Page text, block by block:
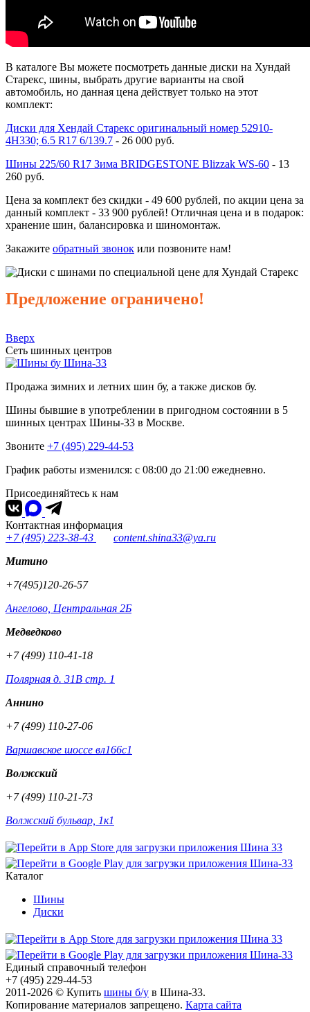
В каталоге Вы можете посмотреть данные диски на Хундай
Старекс, шины, выбрать другие варианты на свой
автомобиль, но данная цена действует только на этот
комплект:
Диски для Хендай Старекс оригинальный номер 52910-
4Н330; 6.5 R17 6/139.7 - 26 000 руб.
Шины 225/60 R17 Зима BRIDGESTONE Blizzak WS-60 - 13
260 руб.
Цена за комплект без скидки - 49 600 рублей, по акции цена за
данный комплект - 33 900 рублей! Отличная цена и в подарок:
хранение шин, балансировка и шиномонтаж.
Закажите обратный звонок или позвоните нам!
Предложение ограничено!
Вверх
Сеть шинных центров
Шина-33
Продажа зимних и летних шин бу, а также дисков бу.
Шины бывшие в употреблении в пригодном состоянии в 5
шинных центрах Шины-33 в Москве.
Звоните +7 (495) 229-44-53
График работы изменился: с 08:00 до 21:00 ежедневно.
Присоединяйтесь к нам
Контактная информация
+7 (495) 223-38-43
content.shina33@ya.ru
Митино
+7(495)120-26-57
Ангелово, Центральная 2Б
Медведково
+7 (499) 110-41-18
Полярная д. 31В стр. 1
Аннино
+7 (499) 110-27-06
Варшавское шоссе вл166с1
Волжский
+7 (499) 110-21-73
Волжский бульвар, 1к1
Каталог
Шины
Диски
Единый справочный телефон
+7 (495) 229-44-53
2011-2026 © Купить шины б/у в Шина-33.
Копирование материалов запрещено. Карта сайта